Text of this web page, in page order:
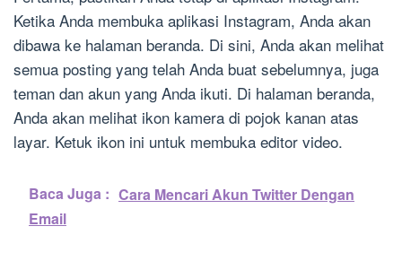
Ketika Anda membuka aplikasi Instagram, Anda akan
dibawa ke halaman beranda. Di sini, Anda akan melihat
semua posting yang telah Anda buat sebelumnya, juga
teman dan akun yang Anda ikuti. Di halaman beranda,
Anda akan melihat ikon kamera di pojok kanan atas
layar. Ketuk ikon ini untuk membuka editor video.
Baca Juga : Cara Mencari Akun Twitter Dengan
Email